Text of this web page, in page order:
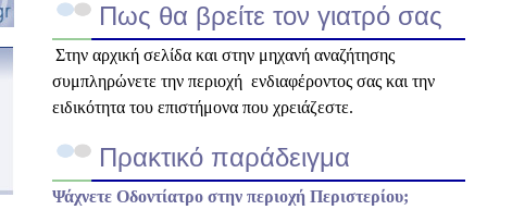
Πως θα βρείτε τον γιατρό σας
Στην αρχική σελίδα και στην μηχανή αναζήτησης
συμπληρώνετε την περιοχή ενδιαφέροντος σας και την
ειδικότητα του επιστήμονα που χρειάζεστε.
Πρακτικό παράδειγμα
Ψάχνετε Οδοντίατρο στην περιοχή Περιστερίου;